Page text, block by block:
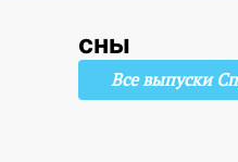
сны
Все выпуски